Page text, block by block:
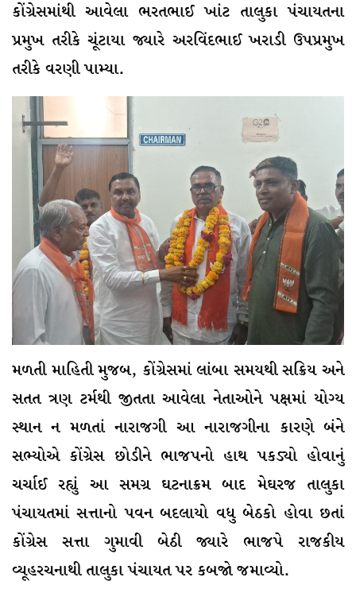
કોંગ્રેસમાંથી આવેલા ભરતભાઈ ખાંટ તાલુકા પંચાયતના
પ્રમુખ તરીકે ચૂંટાયા જ્યારે અરવિંદભાઈ ખરાડી ઉપપ્રમુખ
તરીકે વરણી પામ્યા.
મળતી માહિતી મુજબ, કોંગ્રેસમાં લાંબા સમયથી સક્રિય અને
સતત ત્રણ ટર્મથી જીતતા આવેલા નેતાઓને પક્ષમાં યોગ્ય
સ્થાન ન મળતાં નારાજગી આ નારાજગીના કારણે બંને
સભ્યોએ કોંગ્રેસ છોડીને ભાજપનો હાથ પકડ્યો હોવાનું
ચર્ચાઈ રહ્યું આ સમગ્ર ઘટનાક્રમ બાદ મેઘરજ તાલુકા
પંચાયતમાં સત્તાનો પવન બદલાયો વધુ બેઠકો હોવા છતાં
કોંગ્રેસ સત્તા ગુમાવી બેઠી જ્યારે ભાજપે રાજકીય
વ્યૂહરચનાથી તાલુકા પંચાયત પર કબજો જમાવ્યો.